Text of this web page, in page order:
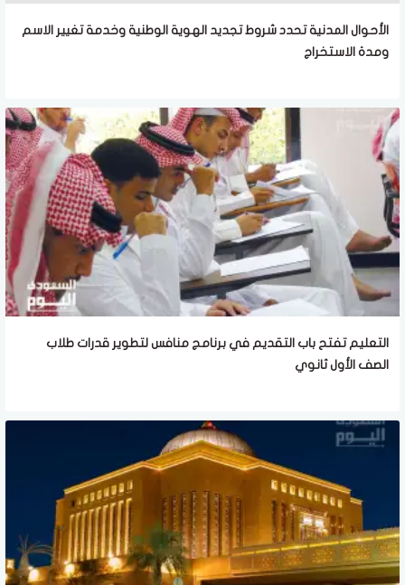
الأحوال المدنية تحدد شروط تجديد الهوية الوطنية وخدمة تغيير الاسم
ومدة الاستخراج
التعليم تفتح باب التقديم في برنامج منافس لتطوير قدرات طلاب
الصف الأول ثانوي